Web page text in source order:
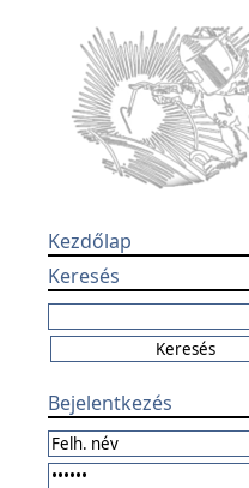
Kezdőlap
Keresés
Bejelentkezés